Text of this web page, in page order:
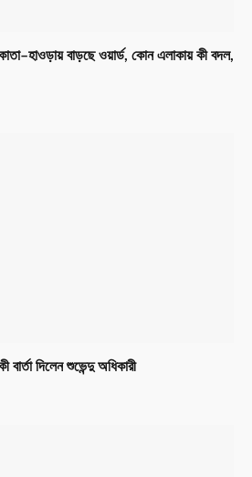
বাড়ছে ওয়ার্ড, কোন এলাকায় কী বদল,
দিলেন শুভেন্দু অধিকারী